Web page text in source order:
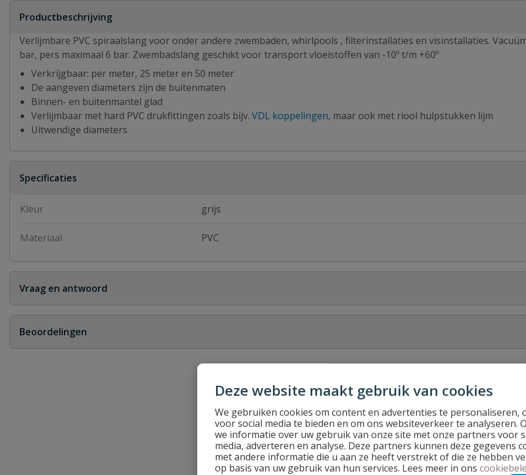
Deze website maakt gebruik van cookies
We gebruiken cookies om content en advertenties te personaliseren,
voor social media te bieden en om ons websiteverkeer te analyseren.
we informatie over uw gebruik van onze site met onze partners voor
media, adverteren en analyse. Deze partners kunnen deze gegevens
met andere informatie die u aan ze heeft verstrekt of die ze hebben
op basis van uw gebruik van hun services. Lees meer in ons
Productbeschrijving
Verlijmbare PVC spiraalslang voor onder andere zwembaden, whirlpools , filterinstallaties en visinstallaties.
bar, pers maximaal 6 bar. Zwembadslang geschikt voor transport vloeistoffen van -10º t/m +60º
Verkrijgbaar: per meter, 25 meter en 50 meter
De aangeven diameters zijn de buitenmaten
Binnen- en buitenmantel glad
Verlijmbaar met hard PVC drukfittingen zoals bijv. VDL koppelingen, maar ook met riool hulpstukken lijm
Uitwendige diameters
Specificaties
Kleur grijs
Materiaal PVC
Vraag en antwoord
Geen vragen
Stel jouw
Beoordelingen